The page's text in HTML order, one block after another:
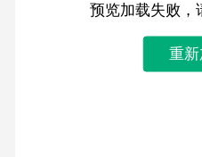
预览加载失败，
重